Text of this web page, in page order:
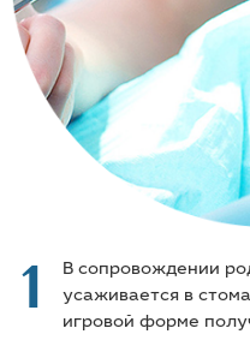
1
В сопровождении
усаживается в
игровой форме